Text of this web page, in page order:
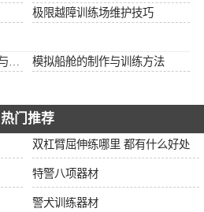
极限越障训练场维护技巧
模拟船舱的制作与训练方法
热门推荐
双杠臂屈伸练哪里 都有什么好处
特警八项器材
警犬训练器材